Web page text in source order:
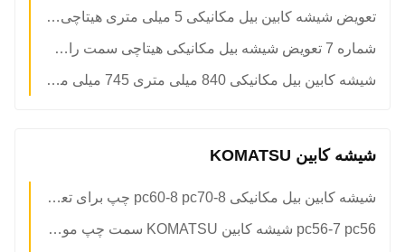
تعویض شیشه کابین بیل مکانیکی 5 میلی متری هیتاچی سکوریت شده
شماره 7 تعویض شیشه بیل مکانیکی هیتاچی سمت راست به ضخامت 5 میلی متر
شیشه کابین بیل مکانیکی 840 میلی متری 745 میلی متر شیشه شیشه جلوی سفارشی KOBELCO
شیشه کابین KOMATSU
شیشه کابین بیل مکانیکی pc60-8 pc70-8 چپ برای تعویض شیشه جلو کوماتسو
pc56-7 pc56 شیشه کابین KOMATSU سمت چپ موقعیت NO.1 شیشه بزرگ به ضخامت 5 میلی متر